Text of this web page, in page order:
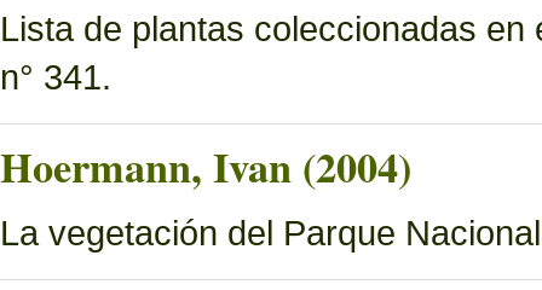
Lista de plantas coleccionadas
n° 341.
Hoermann, Ivan (2004)
La vegetación del Parque